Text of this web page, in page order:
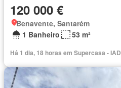
120 000 €
Benavente, Santarém
1 Banheiro
53 m²
Há 1 dia, 18 horas em Supercasa -